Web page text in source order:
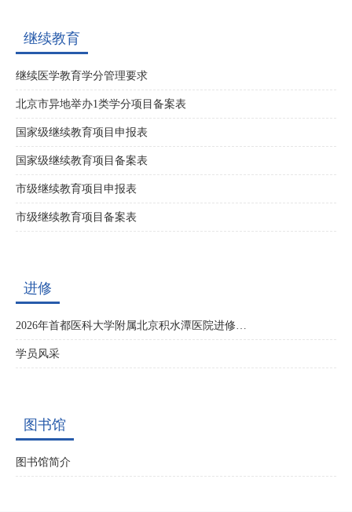
继续教育
继续医学教育学分管理要求
北京市异地举办1类学分项目备案表
国家级继续教育项目申报表
国家级继续教育项目备案表
市级继续教育项目申报表
市级继续教育项目备案表
进修
2026年首都医科大学附属北京积水潭医院进修…
学员风采
图书馆
图书馆简介